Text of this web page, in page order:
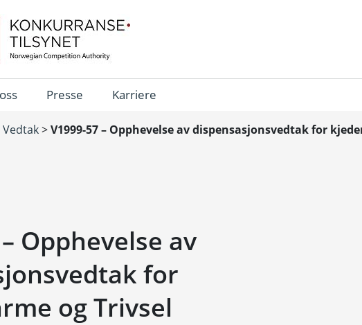
Presse Karriere
Vedtak>V1999-57 – Opphevelse av dispensasjonsvedtak for
Opphevelse av
for
og Trivsel